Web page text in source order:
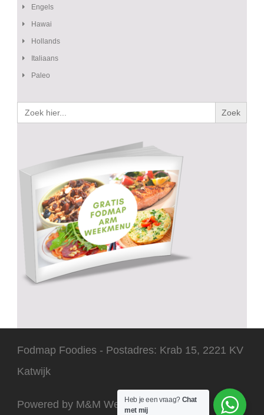
Engels
Hawai
Hollands
Italiaans
Paleo
Zoek
naar:
Fodmap Foodies - Postadres: Krab 15, 2221 KV
Katwijk
Powered by M&M Webdesign 2025
Heb je een vraag? Chat
met mij